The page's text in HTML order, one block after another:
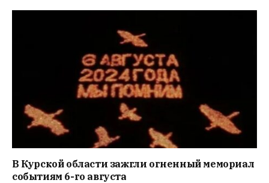
В Курской области зажгли огненный мемориал
событиям 6-го августа